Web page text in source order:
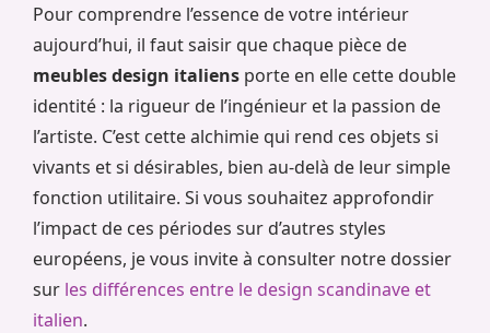
Pour comprendre l’essence de votre intérieur
aujourd’hui, il faut saisir que chaque pièce de
meubles design italiens porte en elle cette double
identité : la rigueur de l’ingénieur et la passion de
l’artiste. C’est cette alchimie qui rend ces objets si
vivants et si désirables, bien au-delà de leur simple
fonction utilitaire. Si vous souhaitez approfondir
l’impact de ces périodes sur d’autres styles
européens, je vous invite à consulter notre dossier
sur les différences entre le design scandinave et
italien.